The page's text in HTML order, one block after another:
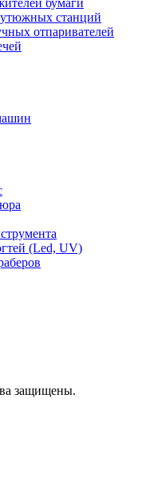
станций
отпаривателей
(Led, UV)
защищены.